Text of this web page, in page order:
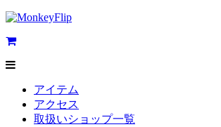
アイテム
アクセス
取扱いショップ一覧